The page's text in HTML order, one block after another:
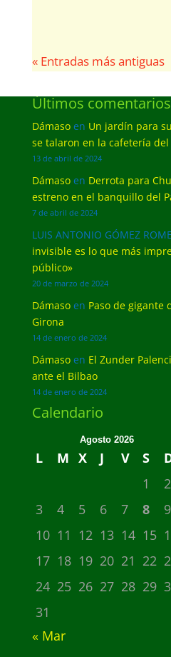
« Entradas más antiguas
Últimos comentarios
Dámasoen Un jardín para
se talaron en la cafetería del
13 de abril de 2024
Dámasoen Derrota para
estreno en el banquillo del
7 de abril de 2024
LUIS ANTONIO GÓMEZ
invisible es lo que más
público»
20 de marzo de 2024
Dámasoen Paso de gigante
Girona
14 de enero de 2024
Dámasoen El Zunder
ante el Bilbao
14 de enero de 2024
Calendario
Agosto 2026
L M X J V S
1
2
3
4 5 6 7 8
9
10 11 12 13 14 15
17 18 19 20 21 22
24 25 26 27 28 29
31
« Mar